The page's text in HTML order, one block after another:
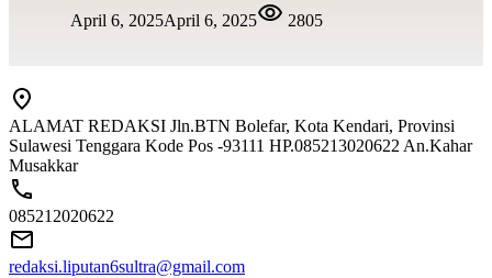
April 6, 2025April 6, 2025 2805
ALAMAT REDAKSI Jln.BTN Bolefar, Kota Kendari, Provinsi
Sulawesi Tenggara Kode Pos -93111 HP.085213020622 An.Kahar
Musakkar
085212020622
redaksi.liputan6sultra@gmail.com